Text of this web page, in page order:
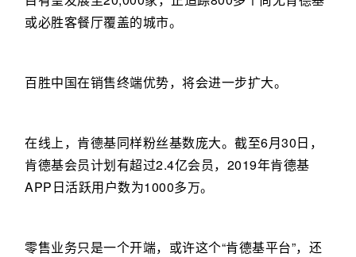
或必胜客餐厅覆盖的城市。
百胜中国在销售终端优势，将会进一步扩大。
在线上，肯德基同样粉丝基数庞大。截至6月30日，
肯德基会员计划有超过2.4亿会员，2019年肯德基
APP日活跃用户数为1000多万。
零售业务只是一个开端，或许这个“肯德基平台”，还